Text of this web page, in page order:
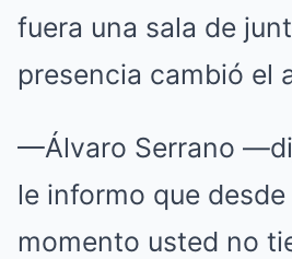
fuera una sala de
presencia cambió el
—Álvaro Serrano
le informo que
momento usted no